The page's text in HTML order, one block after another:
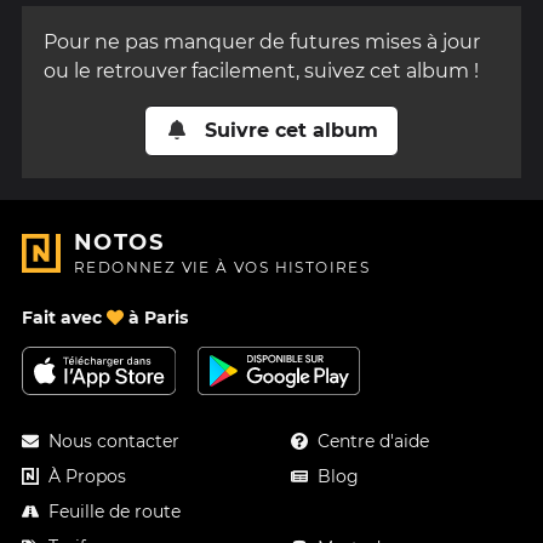
Pour ne pas manquer de futures mises à jour
ou le retrouver facilement, suivez cet album !
Suivre cet album
NOTOS
REDONNEZ VIE À VOS HISTOIRES
Fait avec à Paris
Nous contacter
À Propos
Feuille de route
Centre d'aide
Blog